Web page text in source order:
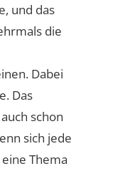
und das
die
Dabei
Das
schon
sich jede
Thema